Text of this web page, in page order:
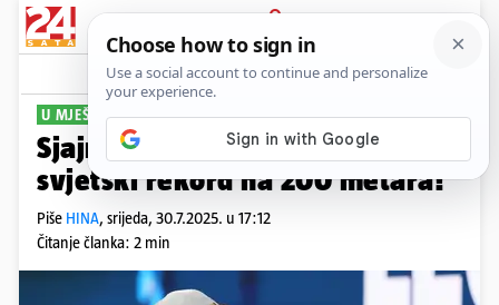
PRIJAVA
Sport Komentari
U MJEŠOVITOM STILU
Sjajni Francuz postavio je novi
svjetski rekord na 200 metara!
Piše HINA, srijeda, 30.7.2025. u 17:12
Čitanje članka: 2 min